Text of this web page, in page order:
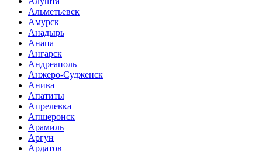
Альметьевск
Амурск
Анадырь
Анапа
Ангарск
Андреаполь
Анжеро-Судженск
Анива
Апатиты
Апрелевка
Апшеронск
Арамиль
Аргун
Ардатов